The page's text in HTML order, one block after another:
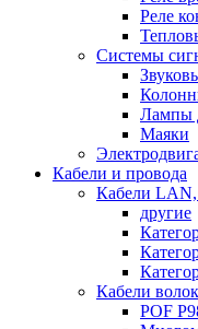
Реле
Системы
Лампы
Маяки
Кабели и провода
Кабели LAN,
другие
Кабели
POF